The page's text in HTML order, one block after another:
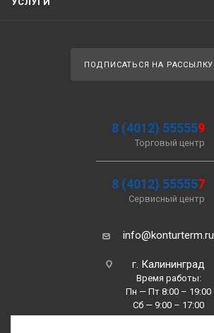
ПОДПИСАТЬСЯ НА РАССЫЛКУ
8 (4012) 555559
Торговый центр
8 (4012) 555557
Сервисный центр
info@konturterm.ru
г. Калининград
Время работы:
Пн — Пт 8:00 – 19:00
Сб — 9:00 – 17:00
Вс —10:00 – 16:00